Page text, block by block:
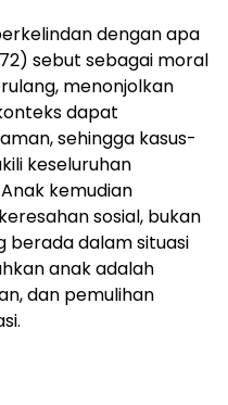
dengan apa
sebut sebagai moral
menonjolkan
dapat
sehingga kasus-
keseluruhan
kemudian
sosial, bukan
berada dalam situasi
anak adalah
dan pemulihan